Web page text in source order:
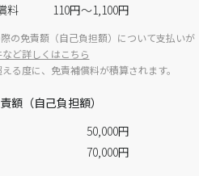
料 110円～1,100円
の免責額（自己負担額）について支払いが
ど詳しくはこちら
る度に、免責補償料が積算されます。
額（自己負担額）
50,000円
70,000円